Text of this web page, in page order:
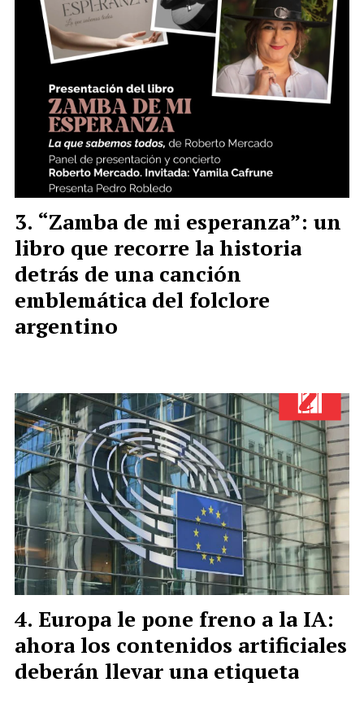
“Zamba de mi esperanza”: un
libro que recorre la historia
detrás de una canción
emblemática del folclore
argentino
Europa le pone freno a la IA:
ahora los contenidos artificiales
deberán llevar una etiqueta